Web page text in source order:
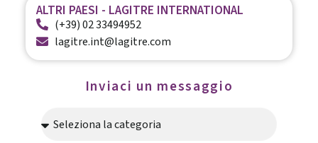
ALTRI PAESI - LAGITRE INTERNATIONAL
(+39) 02 33494952
lagitre.int@lagitre.com
Inviaci un messaggio